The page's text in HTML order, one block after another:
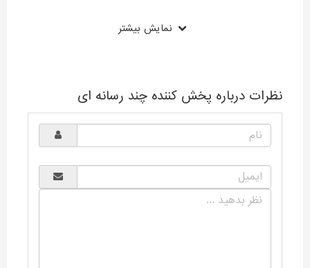
نمایش بیشتر
نظرات درباره پخش کننده چند رسانه ای